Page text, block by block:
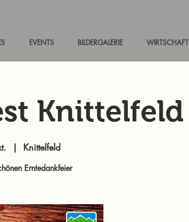
EVENTS BILDERGALERIE WIRTSCHAFT
Knittelfeld
  |
Knittelfeld
Erntedankfeier